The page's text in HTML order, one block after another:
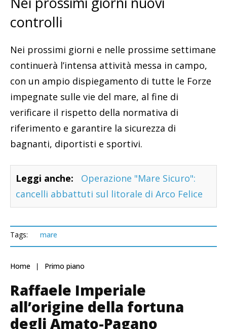
controlli
Nei prossimi giorni e nelle prossime settimane
continuerà l’intensa attività messa in campo,
con un ampio dispiegamento di tutte le Forze
impegnate sulle vie del mare, al fine di
verificare il rispetto della normativa di
riferimento e garantire la sicurezza di
bagnanti, diportisti e sportivi.
Leggi anche:
Operazione "Mare Sicuro":
cancelli abbattuti sul litorale di Arco Felice
Tags: mare
Home Primo piano
Raffaele Imperiale
all’origine della fortuna
degli Amato-Pagano